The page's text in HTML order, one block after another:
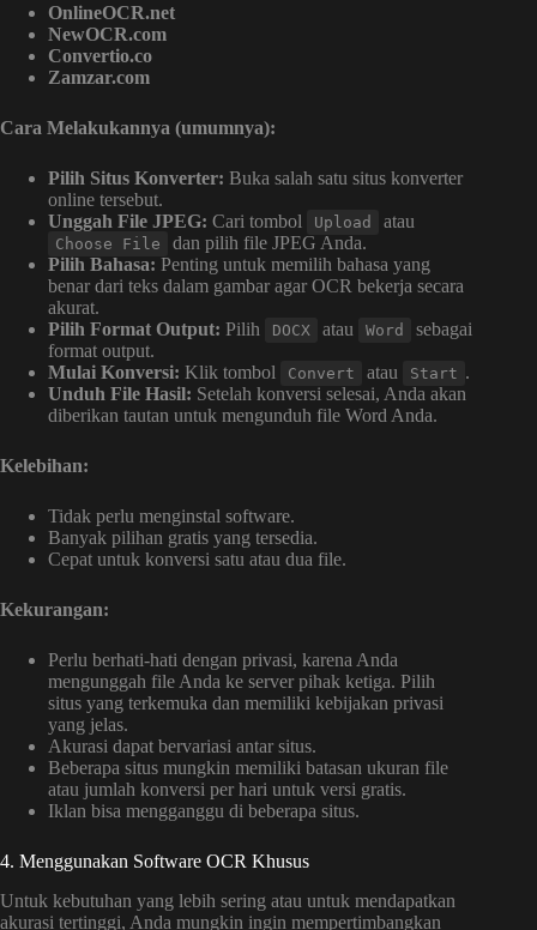
OnlineOCR.net
NewOCR.com
Convertio.co
Zamzar.com
Cara Melakukannya (umumnya):
Pilih Situs Konverter: Buka salah satu situs konverter
online tersebut.
Unggah File JPEG: Cari tombol Upload atau
Choose File
dan pilih file JPEG Anda.
Pilih Bahasa: Penting untuk memilih bahasa yang
benar dari teks dalam gambar agar OCR bekerja secara
akurat.
Pilih Format Output: Pilih DOCX atau Word
sebagai
format output.
Mulai Konversi: Klik tombol Convert atau Start .
Unduh File Hasil: Setelah konversi selesai, Anda akan
diberikan tautan untuk mengunduh file Word Anda.
Kelebihan:
Tidak perlu menginstal software.
Banyak pilihan gratis yang tersedia.
Cepat untuk konversi satu atau dua file.
Kekurangan:
Perlu berhati-hati dengan privasi, karena Anda
mengunggah file Anda ke server pihak ketiga. Pilih
situs yang terkemuka dan memiliki kebijakan privasi
yang jelas.
Akurasi dapat bervariasi antar situs.
Beberapa situs mungkin memiliki batasan ukuran file
atau jumlah konversi per hari untuk versi gratis.
Iklan bisa mengganggu di beberapa situs.
4. Menggunakan Software OCR Khusus
Untuk kebutuhan yang lebih sering atau untuk mendapatkan
akurasi tertinggi, Anda mungkin ingin mempertimbangkan